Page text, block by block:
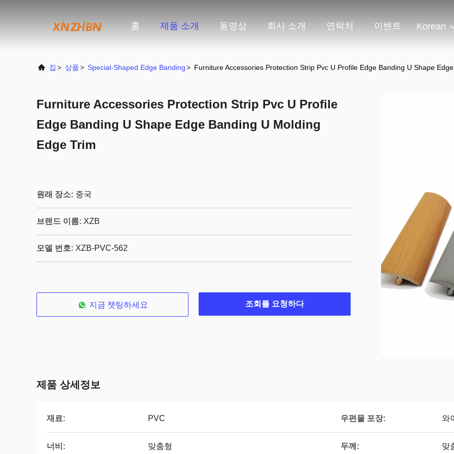
홈 제품 소개 동영상 회사 소개 연락처 이벤트 Korean
집 > 상품> Special-Shaped Edge Banding> Furniture Accessories Protection Strip Pvc U Profile Edge Banding U Shape
Furniture Accessories Protection Strip Pvc U Profile
Edge Banding U Shape Edge Banding U Molding
Edge Trim
원래 장소: 중국
브랜드 이름: XZB
모델 번호: XZB-PVC-562
지금 챗팅하세요 조회를 요청하다
제품 상세정보
재료: PVC 우편물 포장: 와
너비: 맞춤형 두께: 맞